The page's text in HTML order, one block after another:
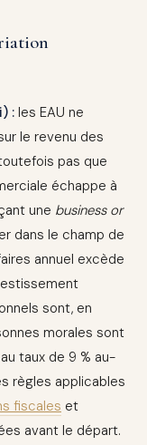
: les EAU ne
le revenu des
pas que
échappe à
une business or
dans le champ de
annuel excède
sont, en
morales sont
taux de 9 % au-
règles applicables
fiscales et
avant le départ.